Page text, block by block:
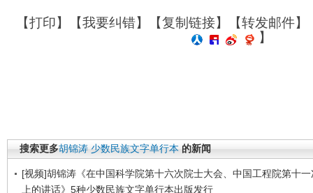
【打印】【我要纠错】【复制链接】【转发邮件】
】
搜索更多胡锦涛 少数民族文字单行本 的新闻
[视频]胡锦涛《在中国科学院第十六次院士大会、中国工程院第十
上的讲话》5种少数民族文字单行本出版发行